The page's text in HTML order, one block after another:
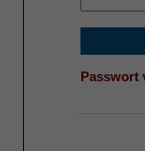
Passwort